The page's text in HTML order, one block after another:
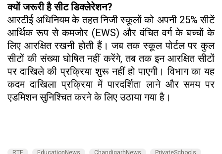
क्यों जरूरी है सीट डिक्लेरेशन?
आरटीई अधिनियम के तहत निजी स्कूलों को अपनी 25% सीटें
आर्थिक रूप से कमजोर (EWS) और वंचित वर्ग के बच्चों के
लिए आरक्षित रखनी होती हैं। जब तक स्कूल पोर्टल पर कुल
सीटों की संख्या घोषित नहीं करेंगे, तब तक इन आरक्षित सीटों
पर दाखिले की प्रक्रिया शुरू नहीं हो पाएगी। विभाग का यह
कदम दाखिला प्रक्रिया में पारदर्शिता लाने और समय पर
एडमिशन सुनिश्चित करने के लिए उठाया गया है।
RTE EducationNews ChandigarhNews
PrivateSchools